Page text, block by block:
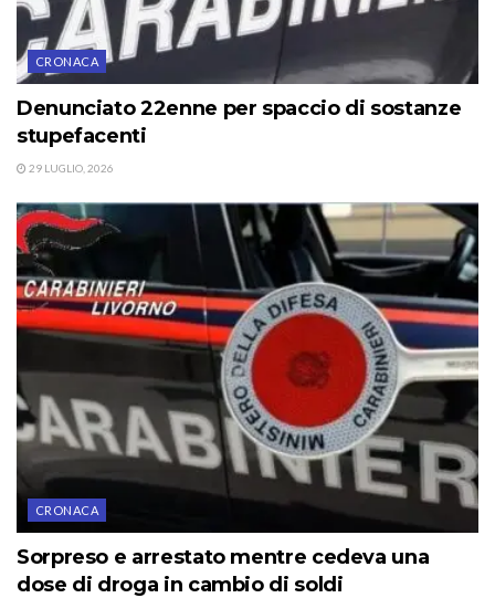
CRONACA
Denunciato 22enne per spaccio di sostanze
stupefacenti
29 LUGLIO, 2026
CRONACA
Sorpreso e arrestato mentre cedeva una
dose di droga in cambio di soldi